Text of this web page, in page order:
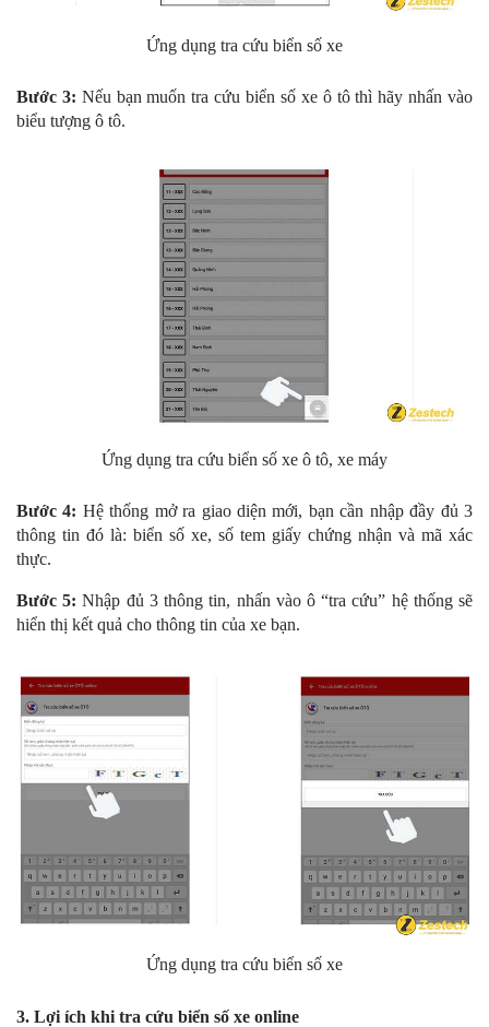
Ứng dụng tra cứu biển số xe
Bước 3: Nếu bạn muốn tra cứu biển số xe ô tô thì hãy nhấn vào
biểu tượng ô tô.
Ứng dụng tra cứu biển số xe ô tô, xe máy
Bước 4: Hệ thống mở ra giao diện mới, bạn cần nhập đầy đủ 3
thông tin đó là: biển số xe, số tem giấy chứng nhận và mã xác
thực.
Bước 5: Nhập đủ 3 thông tin, nhấn vào ô “tra cứu” hệ thống sẽ
hiển thị kết quả cho thông tin của xe bạn.
Ứng dụng tra cứu biển số xe
3. Lợi ích khi tra cứu biển số xe online